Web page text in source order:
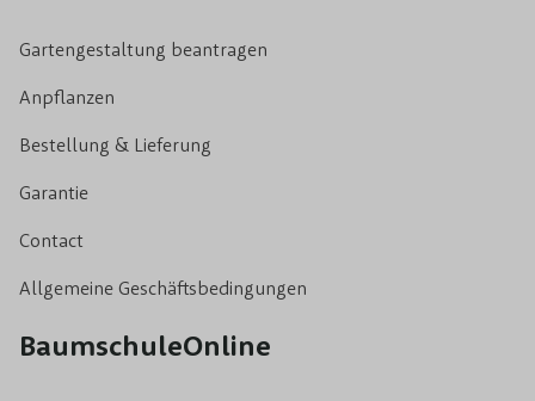
Gartengestaltung beantragen
Anpflanzen
Bestellung & Lieferung
Garantie
Contact
Allgemeine Geschäftsbedingungen
BaumschuleOnline